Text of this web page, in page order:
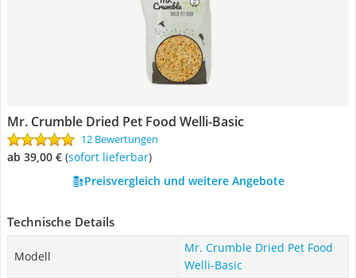
Mr. Crumble Dried Pet Food Welli-Basic
12 Bewertungen
ab 39,00 € ( Sofort lieferbar)
Preisvergleich und weitere Angebote
Technische Details
Modell
Mr. Crumble Dried Pet Food
Welli-Basic